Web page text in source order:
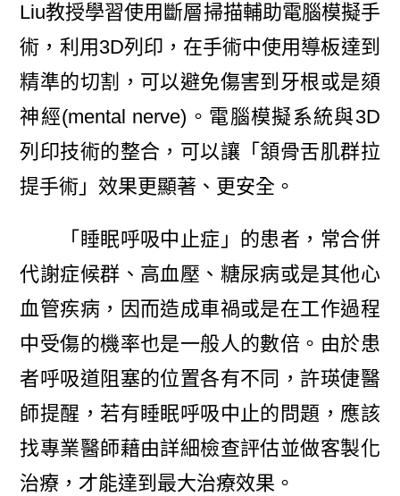
Liu教授學習使用斷層掃描輔助電腦模擬手
術，利用3D列印，在手術中使用導板達到
精準的切割，可以避免傷害到牙根或是頦
神經(mental nerve)。電腦模擬系統與3D
列印技術的整合，可以讓「頷骨舌肌群拉
提手術」效果更顯著、更安全。
「睡眠呼吸中止症」的患者，常合併
代謝症候群、高血壓、糖尿病或是其他心
血管疾病，因而造成車禍或是在工作過程
中受傷的機率也是一般人的數倍。由於患
者呼吸道阻塞的位置各有不同，許瑛倢醫
師提醒，若有睡眠呼吸中止的問題，應該
找專業醫師藉由詳細檢查評估並做客製化
治療，才能達到最大治療效果。